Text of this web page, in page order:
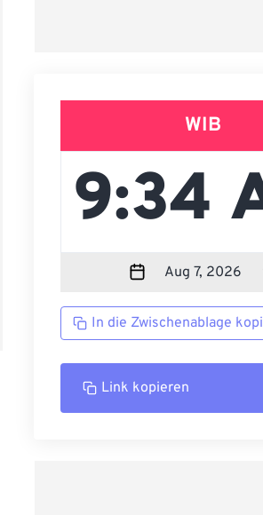
WIB
In die Zwischenablage
Link kopieren